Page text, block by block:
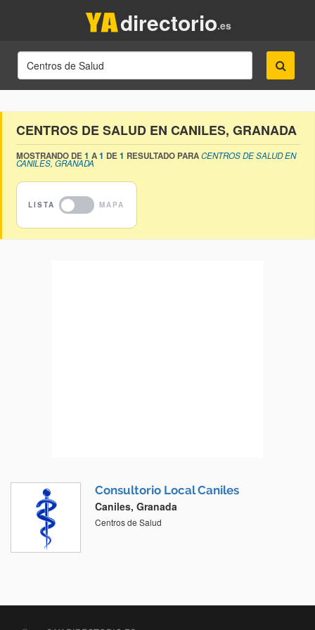
.es
directorio
CENTROS DE SALUD EN CANILES, GRANADA
MOSTRANDO DE1 A1 DE1 RESULTADO PARACENTROS DE SALUD EN
CANILES, GRANADA
Consultorio Local Caniles
Caniles, Granada
Centros de Salud